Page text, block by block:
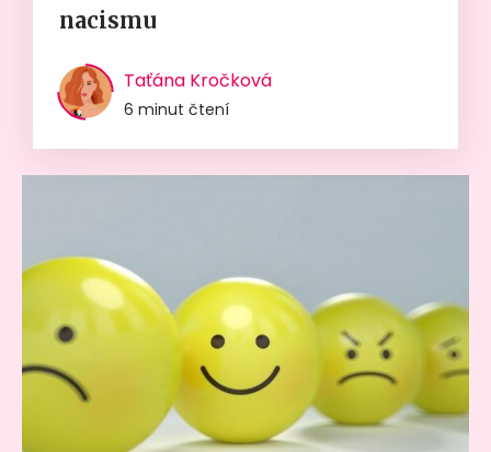
nacismu
Taťána Kročková
6 minut čtení